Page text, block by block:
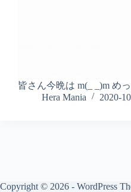
皆さん今晩は m(_ _)m め
Hera Mania
2020-
Copyright © 2026 - WordPress